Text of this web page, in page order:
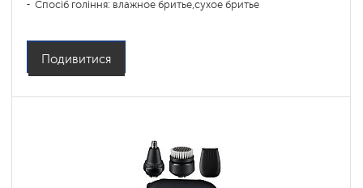
Спосіб гоління: влажное бритье,сухое бритье
Подивитися